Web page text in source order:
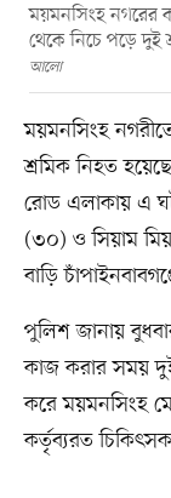
ময়মনসিংহ নগরের
থেকে নিচে পড়ে দুই
আলো
ময়মনসিংহ
শ্রমিক নিহত
রোড এলাকায় এ
(৩০) ও সিয়াম
বাড়ি
পুলিশ জানায়
কাজ করার সময় দুই
করে ময়মনসিংহ
কর্তৃব্যরত